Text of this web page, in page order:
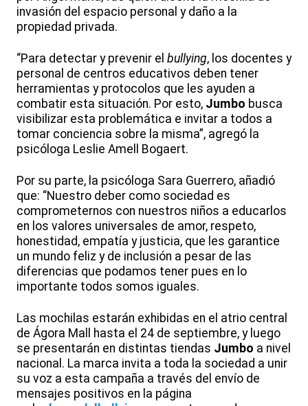
invasión del espacio personal y daño a la
propiedad privada.
“Para detectar y prevenir el bullying, los docentes y
personal de centros educativos deben tener
herramientas y protocolos que les ayuden a
combatir esta situación. Por esto, Jumbo busca
visibilizar esta problemática e invitar a todos a
tomar conciencia sobre la misma”, agregó la
psicóloga Leslie Amell Bogaert.
Por su parte, la psicóloga Sara Guerrero, añadió
que: “Nuestro deber como sociedad es
comprometernos con nuestros niños a educarlos
en los valores universales de amor, respeto,
honestidad, empatía y justicia, que les garantice
un mundo feliz y de inclusión a pesar de las
diferencias que podamos tener pues en lo
importante todos somos iguales.
Las mochilas estarán exhibidas en el atrio central
de Ágora Mall hasta el 24 de septiembre, y luego
se presentarán en distintas tiendas Jumbo a nivel
nacional. La marca invita a toda la sociedad a unir
su voz a esta campaña a través del envío de
mensajes positivos en la página